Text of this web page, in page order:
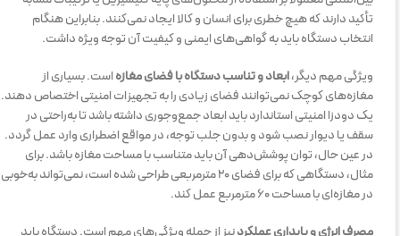
تأکید دارند که هیچ خطری برای انسان و کالا ایجاد نمی‌کنند. بنابراین هنگام
انتخاب دستگاه باید به گواهی‌های ایمنی و کیفیت آن توجه ویژه داشت.
ویژگی مهم دیگر،ابعاد و تناسب دستگاه با فضای مغازهاست. بسیاری از
مغازه‌های کوچک نمی‌توانند فضای زیادی را به تجهیزات امنیتی اختصاص دهند.
یک دودزا امنیتی استاندارد باید ابعاد جمع‌وجوری داشته باشد تا به‌راحتی در
سقف یا دیوار نصب شود و بدون جلب توجه، در مواقع اضطراری وارد عمل گردد.
در عین حال، توان پوشش‌دهی آن باید متناسب با مساحت مغازه باشد. برای
مثال، دستگاهی که برای فضای ۲۰ مترمربعی طراحی شده است، نمی‌تواند به‌خوبی
در مغازه‌ای با مساحت ۶۰ مترمربع عمل کند.
مصرف انرژی و پایداری عملکردنیز از جمله ویژگی‌های مهم است. دستگاه باید